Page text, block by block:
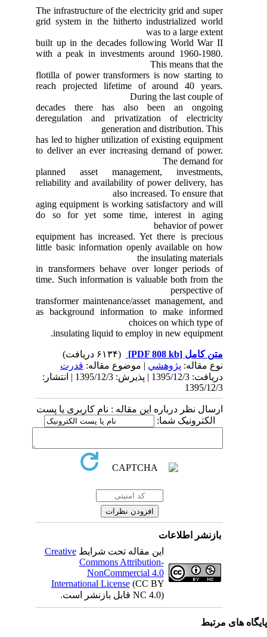
The infrastructure of the electricity grid and super
grid system in the hitherto industrialized world
was to a large extent
built up in the decades following World War II
with a peak in investments around 1960-1980.
This means that the
flotilla of power transformers is now starting to
reach projected lifetime of around 40 years.
During the last couple of
decades there has also been an ongoing
deregulation and privatization of electricity
generation and distribution. This
has led to higher utilization of existing equipment
to deliver an ever increasing demand of power.
The demand for
planned asset management, investments,
reliability and availability of power delivery, has
also increased. To ensure that
aging equipment is working satisfactory and will
do so for yet some time, interest in aging
behavior of power
equipment has increased. Yet there is precious
little basic information openly available on how
the insulating materials
in transformers behave over longer periods of
time. Such information is valuable both from the
perspective of
transformer maintenance/asset management, and
as background information to make informed
choices on which type of
insulating liquid to employ in new equipment.
متن کامل[PDF 808 kb]
نوع مقاله:پژوهشي| موضوع مقاله:قدرت
دریافت: 1395/12/3 | پذیرش: 1395/12/3 | انتشار:
1395/12/3
ارسال نظر درباره این مقاله : نام کاربری یا پست
الکترونیک شما:
بازنشر اطلاعات
این مقاله تحت شرایطCreative
Commons Attribution-
NonCommercial 4.0
International License(CC BY
NC 4.0) قابل بازنشر است.
های مرتبط